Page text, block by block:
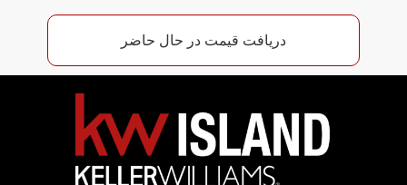
دریافت قیمت در حال حاضر